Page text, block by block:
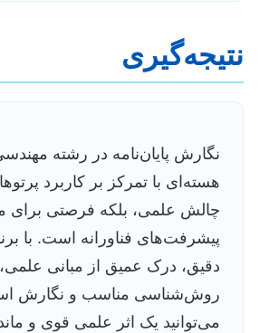
نتیجه‌گیری
نگارش پایان‌نامه در رشته
هسته‌ای با تمرکز بر کاربرد
چالش علمی، بلکه فرصتی برای
پیشرفت‌های فناورانه است. با
دقیق، درک عمیق از مبانی
روش‌شناسی مناسب و نگارش
می‌توانید یک اثر علمی قوی و